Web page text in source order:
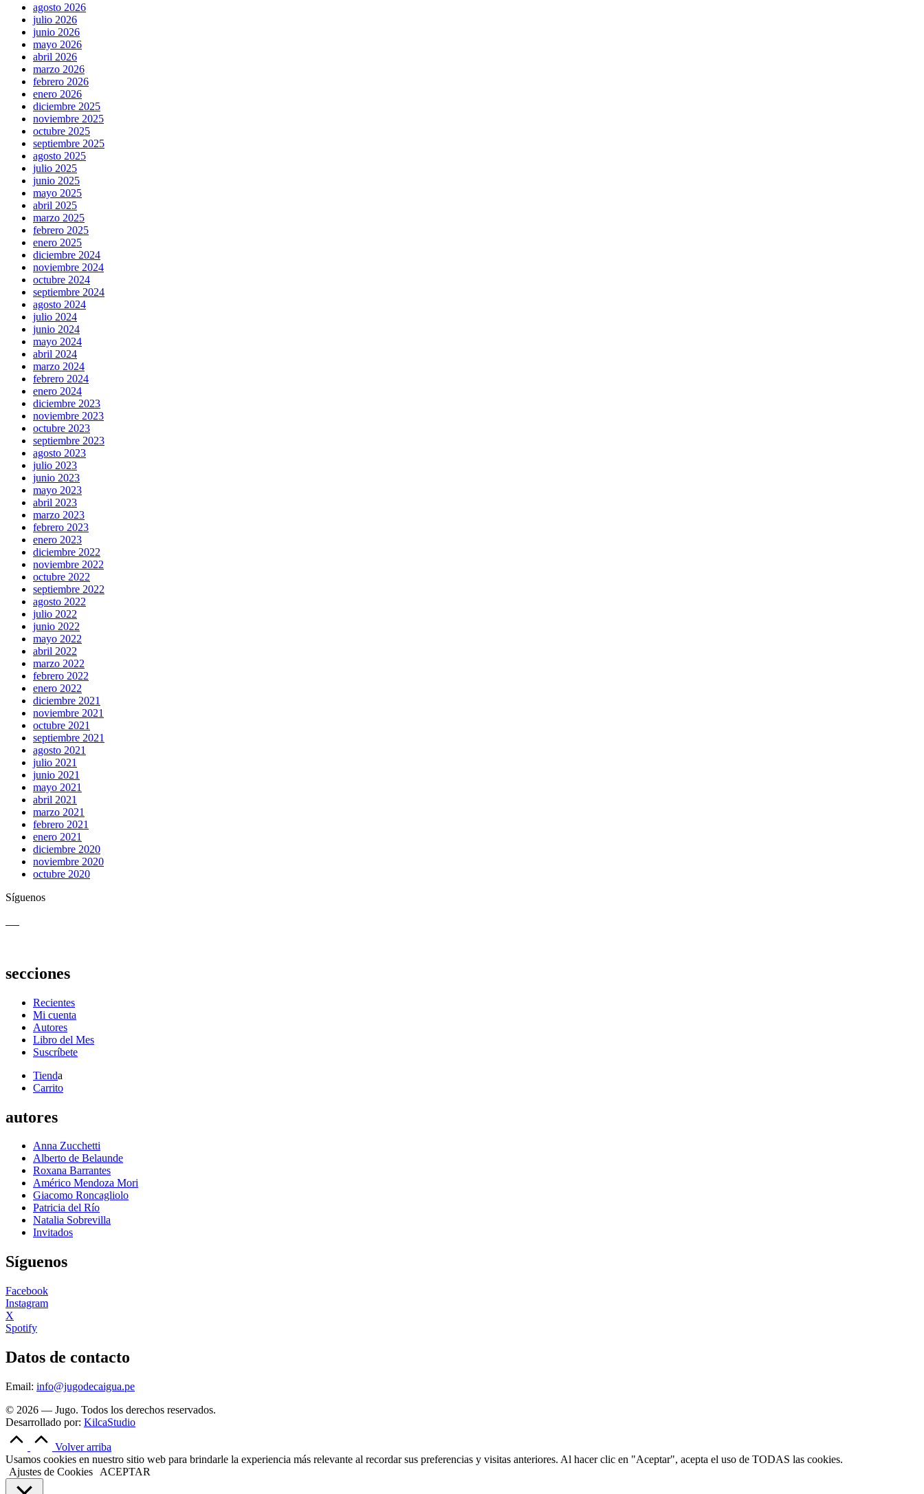
agosto 2026
julio 2026
junio 2026
mayo 2026
abril 2026
marzo 2026
febrero 2026
enero 2026
diciembre 2025
noviembre 2025
octubre 2025
septiembre 2025
agosto 2025
julio 2025
junio 2025
mayo 2025
abril 2025
marzo 2025
febrero 2025
enero 2025
diciembre 2024
noviembre 2024
octubre 2024
septiembre 2024
agosto 2024
julio 2024
junio 2024
mayo 2024
abril 2024
marzo 2024
febrero 2024
enero 2024
diciembre 2023
noviembre 2023
octubre 2023
septiembre 2023
agosto 2023
julio 2023
junio 2023
mayo 2023
abril 2023
marzo 2023
febrero 2023
enero 2023
diciembre 2022
noviembre 2022
octubre 2022
septiembre 2022
agosto 2022
julio 2022
junio 2022
mayo 2022
abril 2022
marzo 2022
febrero 2022
enero 2022
diciembre 2021
noviembre 2021
octubre 2021
septiembre 2021
agosto 2021
julio 2021
junio 2021
mayo 2021
abril 2021
marzo 2021
febrero 2021
enero 2021
diciembre 2020
noviembre 2020
octubre 2020
Síguenos
secciones
Recientes
Mi cuenta
Autores
Libro del Mes
Suscríbete
Tienda
Carrito
autores
Anna Zucchetti
Alberto de Belaunde
Roxana Barrantes
Américo Mendoza Mori
Giacomo Roncagliolo
Patricia del Río
Natalia Sobrevilla
Invitados
Síguenos
Facebook
Instagram
X
Spotify
Datos de contacto
Email: info@jugodecaigua.pe
© 2026 — Jugo. Todos los derechos reservados.
Desarrollado por: KilcaStudio
Volver arriba
Usamos cookies en nuestro sitio web para brindarle la experiencia más relevante al recordar sus preferencias y visitas anteriores. Al hacer clic en "Aceptar", acepta el uso de TODAS las cookies.
Ajustes de Cookies
ACEPTAR